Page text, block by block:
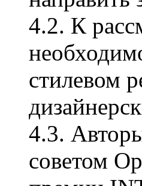
4.2. К
стилевом
4.3.
советом